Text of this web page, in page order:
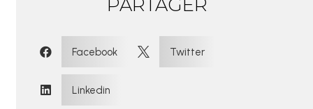
PARTAGER
 Facebook  Twitter
 Linkedin